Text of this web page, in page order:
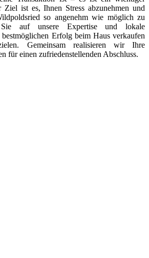
Ziel ist es, Ihnen Stress abzunehmen und
so angenehm wie möglich zu
Sie auf unsere Expertise und lokale
Erfolg beim Haus verkaufen
Gemeinsam realisieren wir Ihre
für einen zufriedenstellenden Abschluss.